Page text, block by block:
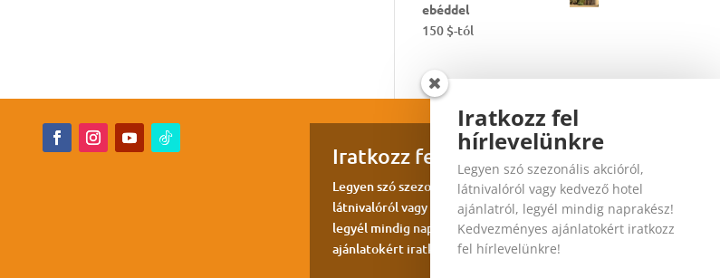
ebéddel
150 $-tól
Iratkozz fel hírlevelünkre
Legyen szó szezonális akcióról,
látnivalóról vagy kedvező hotel ajánlatról,
legyél mindig naprakész! Kedvezményes
ajánlatokért iratkozz fel hírlevelünkre!
Iratkozz fel
hírlevelünkre
Legyen szó szezonális akcióról,
látnivalóról vagy kedvező hotel
ajánlatról, legyél mindig naprakész!
Kedvezményes ajánlatokért iratkozz
fel hírlevelünkre!